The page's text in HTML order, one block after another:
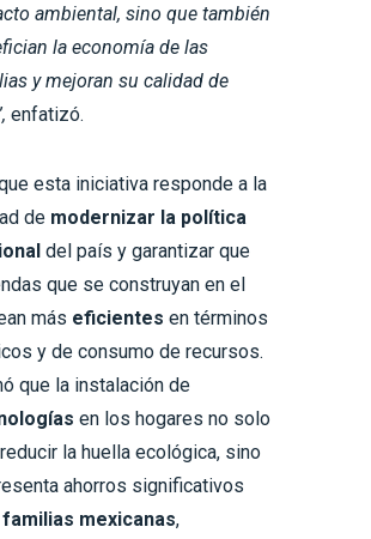
ambiental, sino que también
la economía de las
y mejoran su calidad de
enfatizó.
esta iniciativa responde a la
de modernizar la política
del país y garantizar que
que se construyan en el
más eficientes en términos
y de consumo de recursos.
que la instalación de
en los hogares no solo
la huella ecológica, sino
ahorros significativos
familias mexicanas,